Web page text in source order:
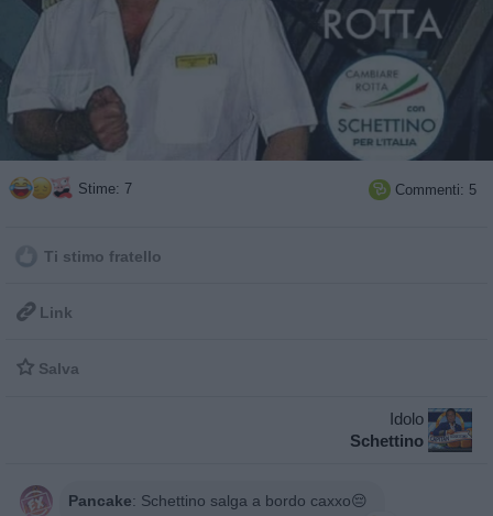
Stime: 7  Commenti: 5
Ti stimo fratello
 Link
 Salva
Idolo
Schettino
Pancake: Schettino salga a bordo caxxo😔